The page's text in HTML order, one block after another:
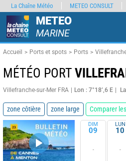
METEO
MARINE
Accueil Ports et spots Ports
MÉTÉO PORT
Villefranche-sur-Mer FRA Lon : 7°18’,6 E
zone côtière zone large Comparer
DIM
09
-
LUN
10
-
La Chaîne Météo METEO CONSULT